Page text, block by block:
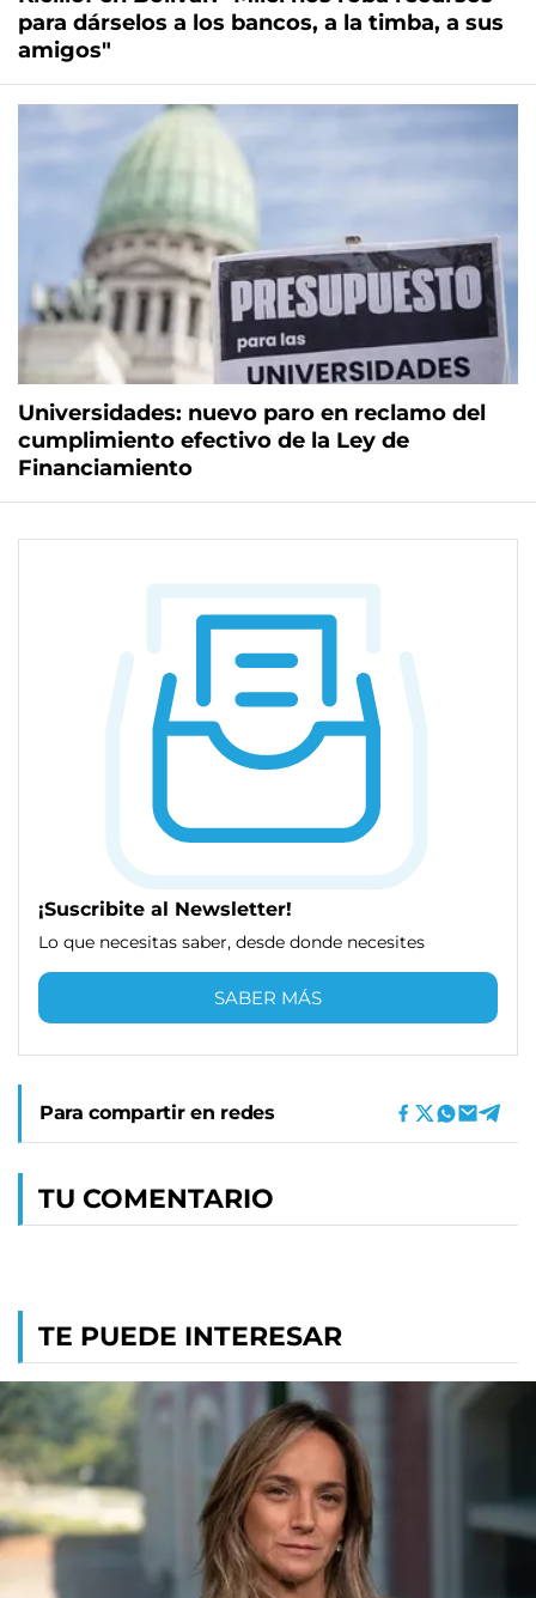
para dárselos a los bancos, a la timba, a sus
amigos"
Universidades: nuevo paro en reclamo del
cumplimiento efectivo de la Ley de
Financiamiento
¡Suscribite al Newsletter!
Lo que necesitas saber, desde donde necesites
SABER MÁS
Para compartir en redes
TU COMENTARIO
TE PUEDE INTERESAR